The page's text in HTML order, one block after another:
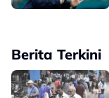
Berita Terkini